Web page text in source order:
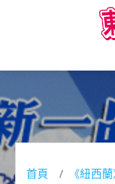
首頁 《紐西蘭